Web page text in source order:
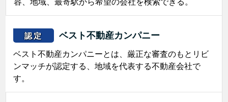
認定 ベスト不動産カンパニー
ベスト不動産カンパニーとは、厳正な審査のもとリビ
ンマッチが認定する、地域を代表する不動産会社で
す。